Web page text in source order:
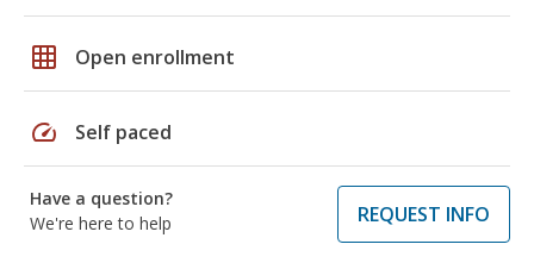
grid_on Open enrollment
speed Self paced
Have a question?
We're here to help
REQUEST INFO